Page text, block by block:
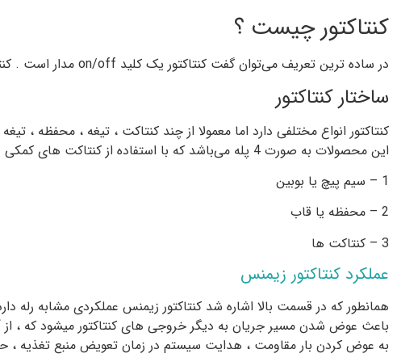
کنتاکتور چیست ؟
در ساده ترین تعریف می‌توان گفت کنتاکتور یک کلید on/off مدار است . کنتاکتور به سادگی در مدار قابل نصب است و ساختار و عملکردی مشابه رله دارد اما کنتاکتور تحمل جریان بالاتری را دارد .
ساختار کنتاکتور
این محصولات به صورت 4 پله می‌باشد که با استفاده از کنتاکت های کمکی به 8 پل نیز ارتقاء می‌یابند . کنتاکتور را به 3 بخش اصلی می‌توانیم تقسیم کنیم :
1 – سیم پیچ یا بوبین
2 – محفظه یا قاب
3 – کنتاکت ها
عملکرد کنتاکتور زیمنس
همانطور که در قسمت بالا اشاره شد کنتاکتور زیمنس عملکردی مشابه رله
باعث عوض شدن مسیر جریان به دیگر خروجی های کنتاکتور میشود که ، از
به عوض کردن بار مقاومت ، هدایت سیستم در زمان تعویض منبع تغذیه ،